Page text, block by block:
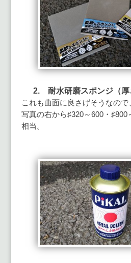
2. 耐水研磨スポンジ（
これも曲面に良さげそうなので
写真の右から♯320～600・♯800
相当。